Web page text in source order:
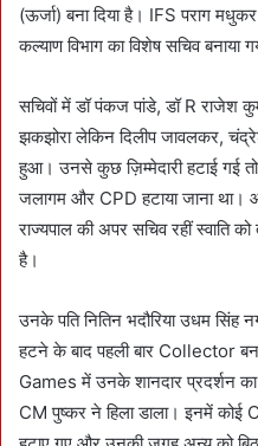
(ऊर्जा) बना दिया है। IFS पराग
कल्याण विभाग का विशेष सचिव बनाया
सचिवों में डॉ पंकज पांडे, डॉ R राजेश
झकझोरा लेकिन दिलीप जावलकर,
हुआ। उनसे कुछ ज़िम्मेदारी हटाई गई
जलागम और CPD हटाया जाना
राज्यपाल की अपर सचिव रहीं स्वाति
है।
उनके पति नितिन भदौरिया उधम
हटने के बाद पहली बार Collector
Games में उनके शानदार प्रदर्शन
CM पुष्कर ने हिला डाला। इनमें कोई